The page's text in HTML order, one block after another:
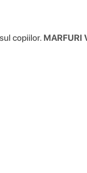
copiilor. MARFURI